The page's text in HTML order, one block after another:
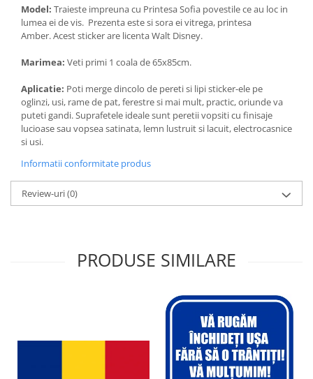
Model: Traieste impreuna cu Printesa Sofia povestile ce au loc in
lumea ei de vis. Prezenta este si sora ei vitrega, printesa
Amber. Acest sticker are licenta Walt Disney.
Marimea: Veti primi 1 coala de 65x85cm.
Aplicatie: Poti merge dincolo de pereti si lipi sticker-ele pe
oglinzi, usi, rame de pat, ferestre si mai mult, practic, oriunde va
puteti gandi. Suprafetele ideale sunt peretii vopsiti cu finisaje
lucioase sau vopsea satinata, lemn lustruit si lacuit, electrocasnice
si usi.
Informatii conformitate produs
Review-uri(0)
PRODUSE SIMILARE